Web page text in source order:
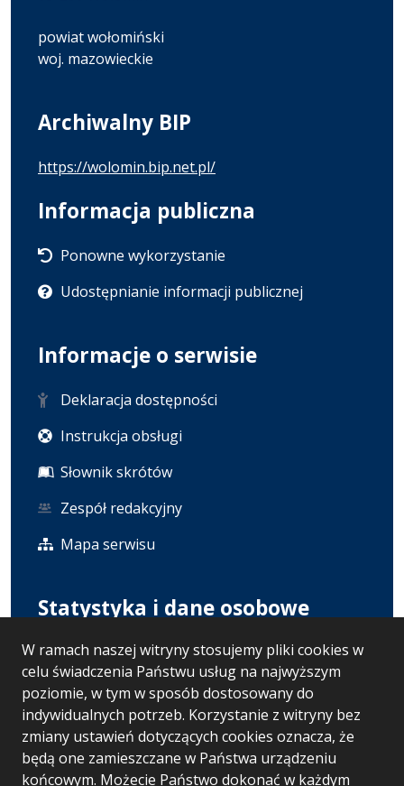
W ramach naszej witryny stosujemy pliki cookies w
celu świadczenia Państwu usług na najwyższym
poziomie, w tym w sposób dostosowany do
indywidualnych potrzeb. Korzystanie z witryny bez
zmiany ustawień dotyczących cookies oznacza, że
będą one zamieszczane w Państwa urządzeniu
końcowym. Możecie Państwo dokonać w każdym
powiat wołomiński
woj. mazowieckie
Archiwalny BIP
https://wolomin.bip.net.pl/
Informacja publiczna
Ponowne wykorzystanie
Udostępnianie informacji publicznej
Informacje o serwisie
Deklaracja dostępności
Instrukcja obsługi
Słownik skrótów
Zespół redakcyjny
Mapa serwisu
Statystyka i dane osobowe
Statystyki oglądalności
Polityka prywatności
RODO